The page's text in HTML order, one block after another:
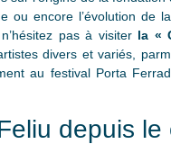
ou encore l’évolution de
pas à visiter la «
divers et variés,
au festival Porta
depuis le